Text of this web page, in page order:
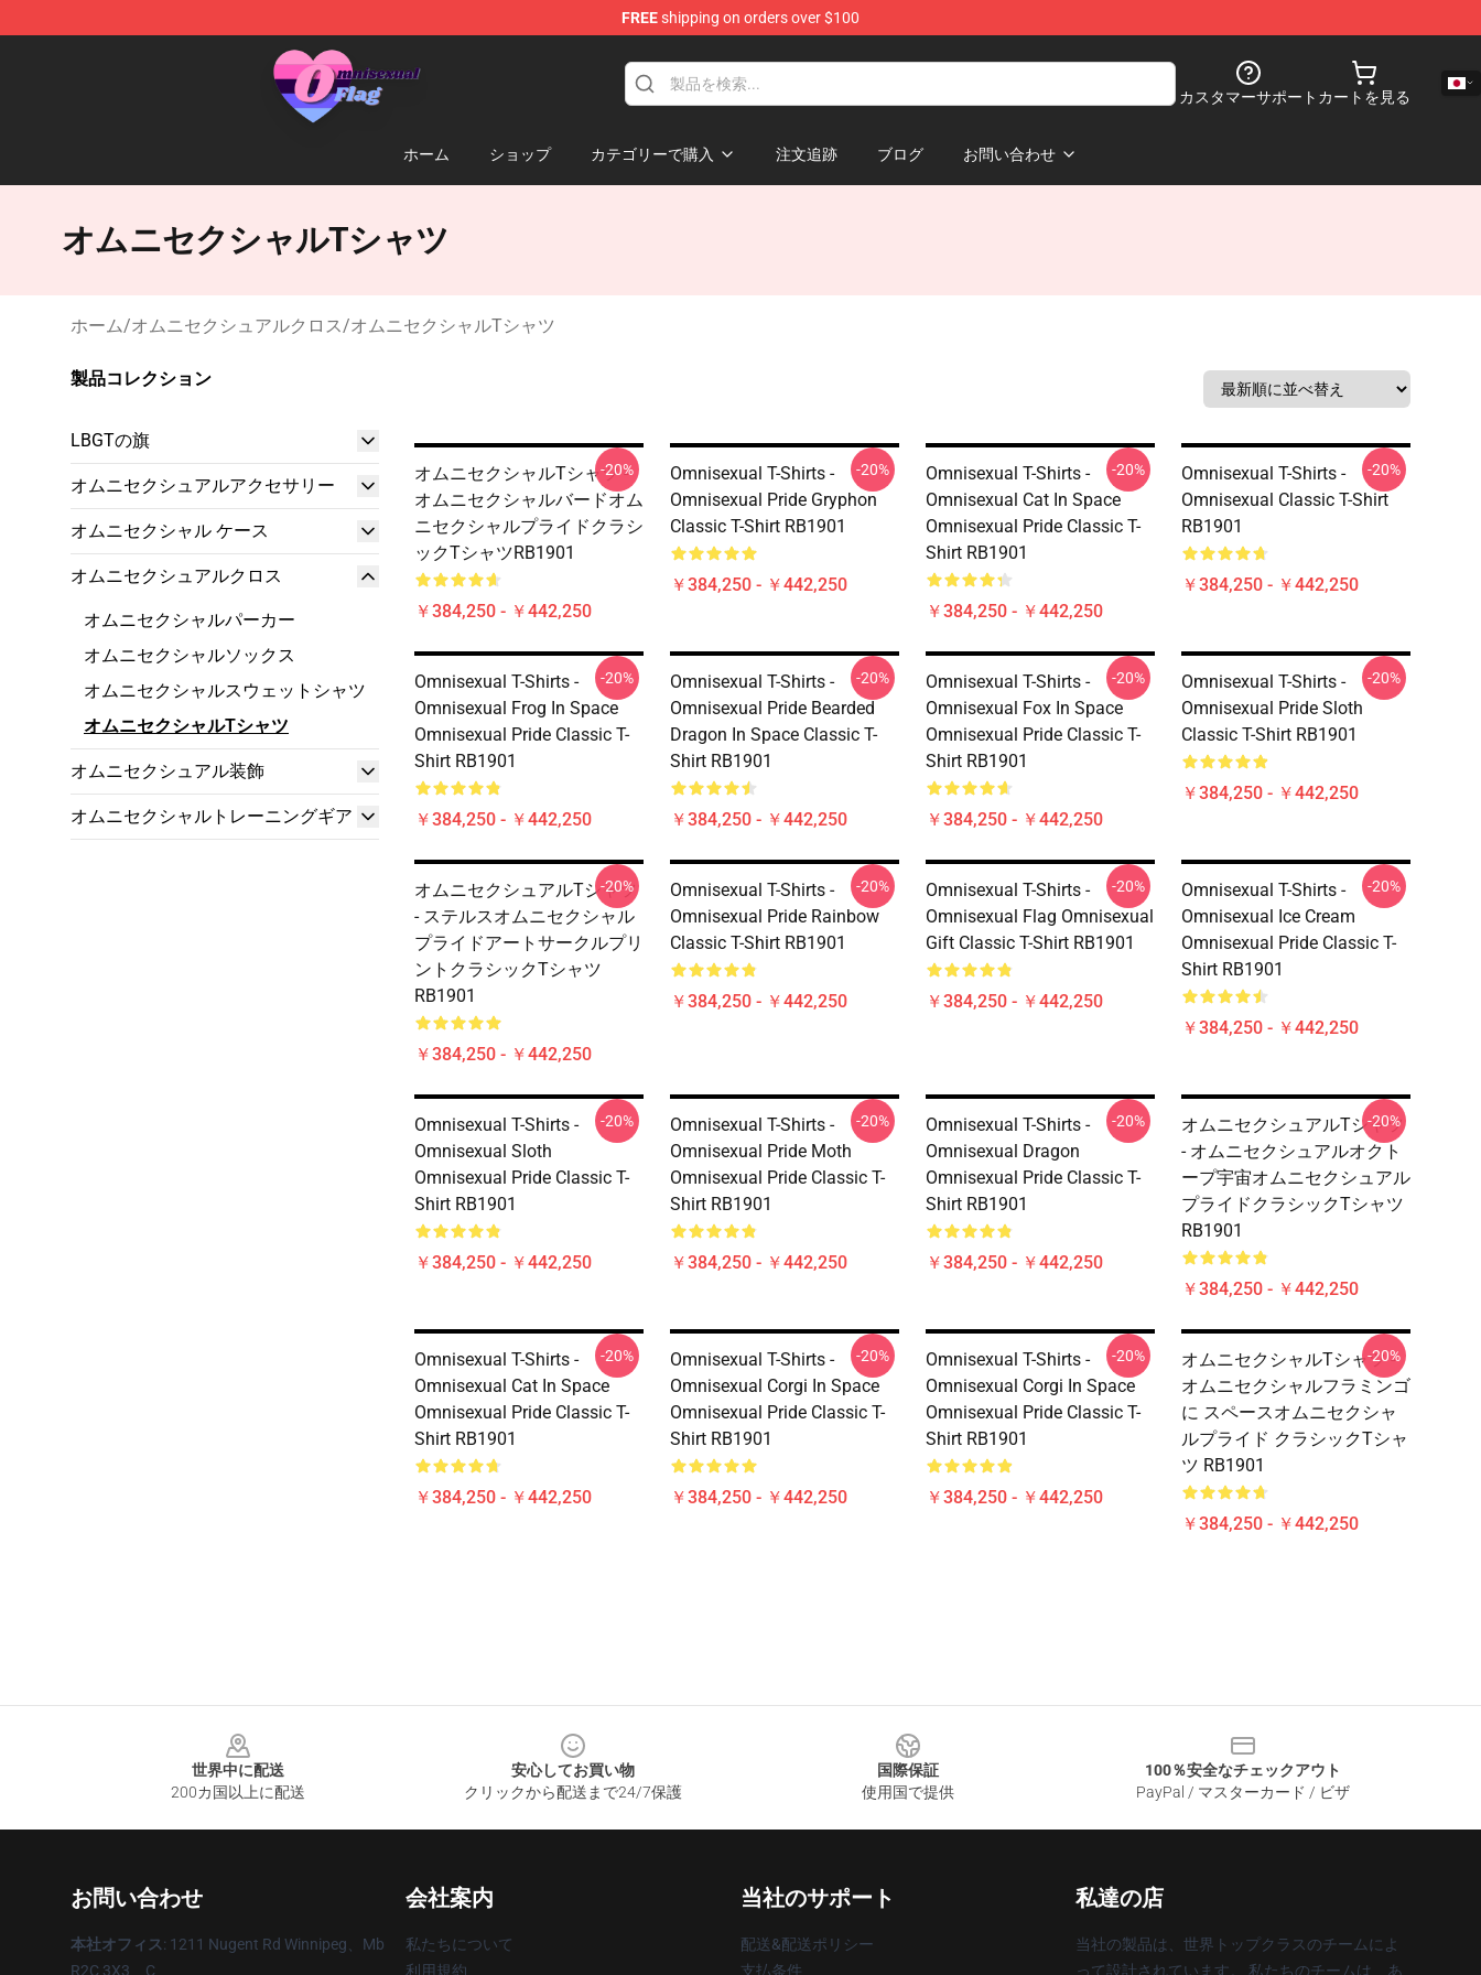
FREEshipping on orders over $100
Omnisexual Flag Store - The Best Store of Omnisexual Flag
カスタマーサポート カートを見る
ホーム ショップ カテゴリーで購入 注文追跡 ブログ お問い合わせ
オムニセクシャルTシャツ
ホーム/オムニセクシュアルクロス/オムニセクシャルTシャツ
製品コレクション
LBGTの旗
オムニセクシュアルアクセサリー
オムニセクシャル ケース
オムニセクシュアルクロス
オムニセクシャルパーカー
オムニセクシャルソックス
オムニセクシャルスウェットシャツ
オムニセクシャルTシャツ
オムニセクシュアル装飾
オムニセクシャルトレーニングギア
オムニセクシャルTシャツ -
オムニセクシャルバードオム
ニセクシャルプライドクラシ
ックTシャツRB1901
￥384,250 - ￥442,250
-20%
Omnisexual T-Shirts -
Omnisexual Pride Gryphon
Classic T-Shirt RB1901
￥384,250 - ￥442,250
-20%
Omnisexual T-Shirts -
Omnisexual Cat In Space
Omnisexual Pride Classic T-
Shirt RB1901
￥384,250 - ￥442,250
-20%
Omnisexual T-Shirts -
Omnisexual Classic T-Shirt
RB1901
￥384,250 - ￥442,250
-20%
Omnisexual T-Shirts -
Omnisexual Frog In Space
Omnisexual Pride Classic T-
Shirt RB1901
￥384,250 - ￥442,250
-20%
Omnisexual T-Shirts -
Omnisexual Pride Bearded
Dragon In Space Classic T-
Shirt RB1901
￥384,250 - ￥442,250
-20%
Omnisexual T-Shirts -
Omnisexual Fox In Space
Omnisexual Pride Classic T-
Shirt RB1901
￥384,250 - ￥442,250
-20%
Omnisexual T-Shirts -
Omnisexual Pride Sloth
Classic T-Shirt RB1901
￥384,250 - ￥442,250
-20%
オムニセクシュアルTシャツ
- ステルスオムニセクシャル
プライドアートサークルプリ
ントクラシックTシャツ
RB1901
￥384,250 - ￥442,250
-20%
Omnisexual T-Shirts -
Omnisexual Pride Rainbow
Classic T-Shirt RB1901
￥384,250 - ￥442,250
-20%
Omnisexual T-Shirts -
Omnisexual Flag Omnisexual
Gift Classic T-Shirt RB1901
￥384,250 - ￥442,250
-20%
Omnisexual T-Shirts -
Omnisexual Ice Cream
Omnisexual Pride Classic T-
Shirt RB1901
￥384,250 - ￥442,250
-20%
Omnisexual T-Shirts -
Omnisexual Sloth
Omnisexual Pride Classic T-
Shirt RB1901
￥384,250 - ￥442,250
-20%
Omnisexual T-Shirts -
Omnisexual Pride Moth
Omnisexual Pride Classic T-
Shirt RB1901
￥384,250 - ￥442,250
-20%
Omnisexual T-Shirts -
Omnisexual Dragon
Omnisexual Pride Classic T-
Shirt RB1901
￥384,250 - ￥442,250
-20%
オムニセクシュアルTシャツ
- オムニセクシュアルオクト
ープ宇宙オムニセクシュアル
プライドクラシックTシャツ
RB1901
￥384,250 - ￥442,250
-20%
Omnisexual T-Shirts -
Omnisexual Cat In Space
Omnisexual Pride Classic T-
Shirt RB1901
￥384,250 - ￥442,250
-20%
Omnisexual T-Shirts -
Omnisexual Corgi In Space
Omnisexual Pride Classic T-
Shirt RB1901
￥384,250 - ￥442,250
-20%
Omnisexual T-Shirts -
Omnisexual Corgi In Space
Omnisexual Pride Classic T-
Shirt RB1901
￥384,250 - ￥442,250
-20%
オムニセクシャルTシャツ -
オムニセクシャルフラミンゴ
に スペースオムニセクシャ
ルプライド クラシックTシャ
ツ RB1901
￥384,250 - ￥442,250
-20%
世界中に配送
200カ国以上に配送
安心してお買い物
クリックから配送まで24/7保護
国際保証
使用国で提供
100％安全なチェックアウト
PayPal / マスターカード / ビザ
お問い合わせ
本社オフィス: 1211 Nugent Rd Winnipeg、Mb
R2C 3X3、C
会社案内
私たちについて
利用規約
当社のサポート
配送&配送ポリシー
支払条件
私達の店
当社の製品は、世界トップクラスのチームによ
って設計されています。 私たちのチームは、あ